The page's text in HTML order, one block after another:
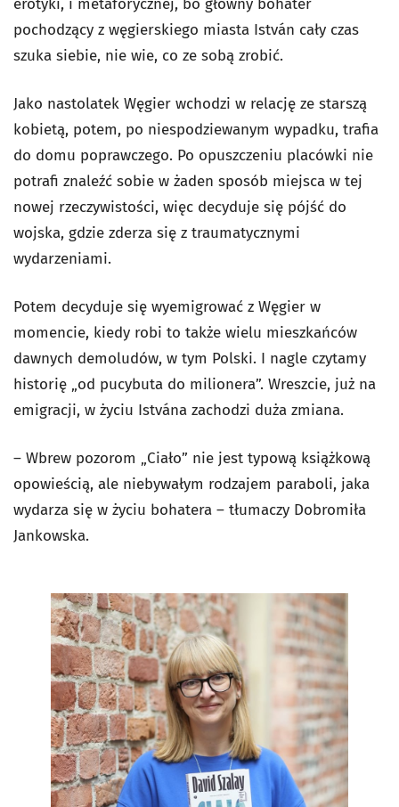
erotyki, i metaforycznej, bo główny bohater
pochodzący z węgierskiego miasta István cały czas
szuka siebie, nie wie, co ze sobą zrobić.
Jako nastolatek Węgier wchodzi w relację ze starszą
kobietą, potem, po niespodziewanym wypadku, trafia
do domu poprawczego. Po opuszczeniu placówki nie
potrafi znaleźć sobie w żaden sposób miejsca w tej
nowej rzeczywistości, więc decyduje się pójść do
wojska, gdzie zderza się z traumatycznymi
wydarzeniami.
Potem decyduje się wyemigrować z Węgier w
momencie, kiedy robi to także wielu mieszkańców
dawnych demoludów, w tym Polski. I nagle czytamy
historię „od pucybuta do milionera”. Wreszcie, już na
emigracji, w życiu Istvána zachodzi duża zmiana.
– Wbrew pozorom „Ciało” nie jest typową książkową
opowieścią, ale niebywałym rodzajem paraboli, jaka
wydarza się w życiu bohatera – tłumaczy Dobromiła
Jankowska.